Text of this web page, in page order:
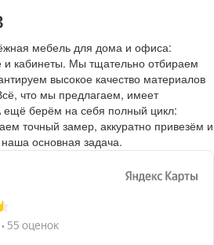
мебель для дома и офиса:
кабинеты. Мы тщательно отбираем
высокое качество материалов
что мы предлагаем, имеет
берём на себя полный цикл:
точный замер, аккуратно привезём и
основная задача.